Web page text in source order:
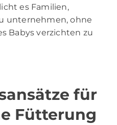
es Familien,
unternehmen, ohne
Babys verzichten zu
für
Fütterung